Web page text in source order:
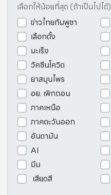
เลือกให้น้อยที่สุด (ถ้าเป็นไปได้)
ข่าวไทยกัมพูชา
เลือกตั้ง
มะเร็ง
วัคซีนโควิด
ยาสมุนไพร
อย. เพิกถอน
ภาคเหนือ
ภาคตะวันออก
อันดามัน
AI
มีม
เสียดสี